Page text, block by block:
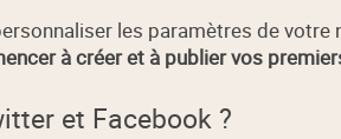
les paramètres de votre
à créer et à publier vos
et Facebook ?